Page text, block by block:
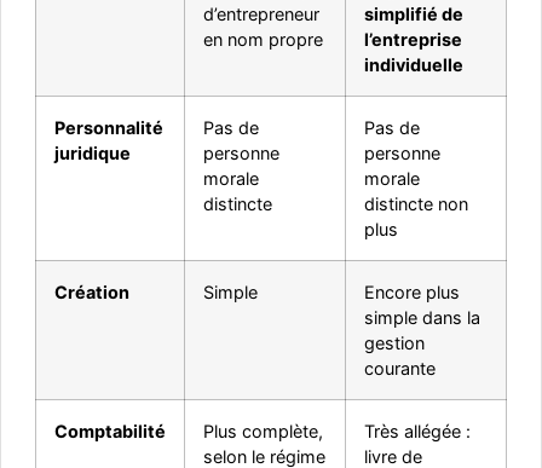
d’entrepreneur
en nom propre
simplifié de
l’entreprise
individuelle
Personnalité
juridique
Pas de
personne
morale
distincte
Pas de
personne
morale
distincte non
plus
Création Simple
Encore plus
simple dans la
gestion
courante
Comptabilité
Plus complète,
selon le régime
Très allégée :
livre de